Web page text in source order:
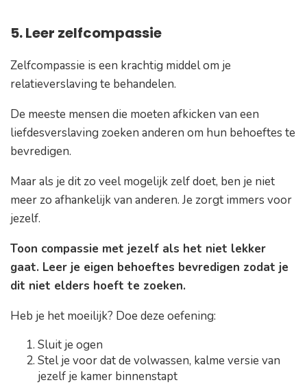
5. Leer zelfcompassie
Zelfcompassie is een krachtig middel om je
relatieverslaving te behandelen.
De meeste mensen die moeten afkicken van een
liefdesverslaving zoeken anderen om hun behoeftes te
bevredigen.
Maar als je dit zo veel mogelijk zelf doet, ben je niet
meer zo afhankelijk van anderen. Je zorgt immers voor
jezelf.
Toon compassie met jezelf als het niet lekker
gaat. Leer je eigen behoeftes bevredigen zodat je
dit niet elders hoeft te zoeken.
Heb je het moeilijk? Doe deze oefening:
Sluit je ogen
Stel je voor dat de volwassen, kalme versie van
jezelf je kamer binnenstapt